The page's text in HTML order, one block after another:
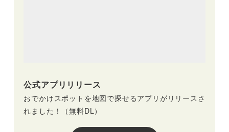
公式アプリリリース
おでかけスポットを地図で探せるアプリがリリースさ
れました！（無料DL）